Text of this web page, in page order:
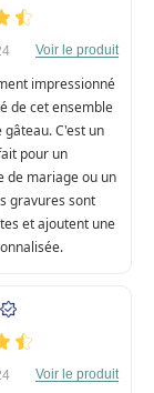
Voir le produit
impressionné
de cet ensemble
gâteau. C'est un
pour un
de mariage ou un
gravures sont
et ajoutent une
Voir le produit